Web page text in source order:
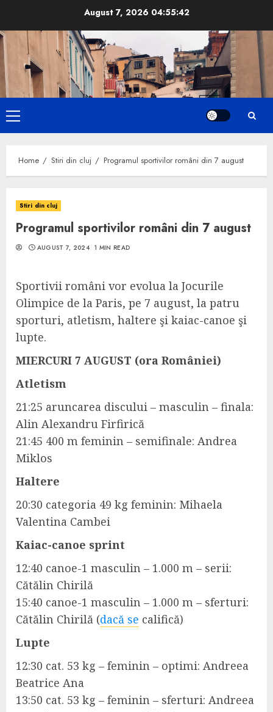
content
August 7, 2026 04:55:43
Primary
Menu
Home Stiri din cluj Programul sportivilor români din 7 august
Stiri din cluj
Programul sportivilor români din 7 august
AUGUST 7, 2024 1 MIN READ
Sportivii români vor evolua la Jocurile
Olimpice de la Paris, pe 7 august, la patru
sporturi, atletism, haltere şi kaiac-canoe şi
lupte.
MIERCURI 7 AUGUST (ora României)
Atletism
21:25 aruncarea discului – masculin – finala:
Alin Alexandru Firfirică
21:45 400 m feminin – semifinale: Andrea
Miklos
Haltere
20:30 categoria 49 kg feminin: Mihaela
Valentina Cambei
Kaiac-canoe sprint
12:40 canoe-1 masculin – 1.000 m – serii:
Cătălin Chirilă
15:40 canoe-1 masculin – 1.000 m – sferturi:
Cătălin Chirilă (dacă se califică)
Lupte
12:30 cat. 53 kg – feminin – optimi: Andreea
Beatrice Ana
13:50 cat. 53 kg – feminin – sferturi: Andreea